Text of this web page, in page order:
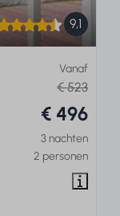
9,1
Vanaf
€ 523
€ 496
3 nachten
2 personen